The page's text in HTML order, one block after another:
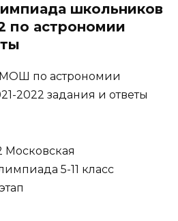
школьников
по астрономии
МОШ по астрономии
2022 задания и ответы
Московская
5-11 класс